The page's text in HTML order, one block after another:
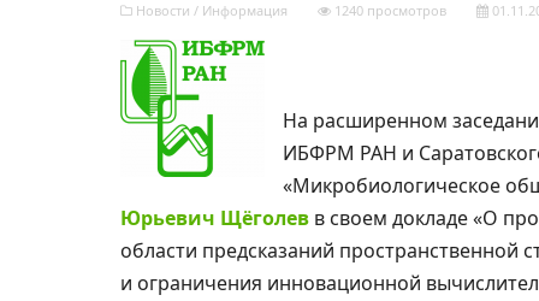
Новости / Информация 1240 просмотров
На расширенном
ИБФРМ РАН и
«Микробиологическое
Юрьевич Щёголев в своем докладе «О
области предсказаний пространственной
и ограничения инновационной